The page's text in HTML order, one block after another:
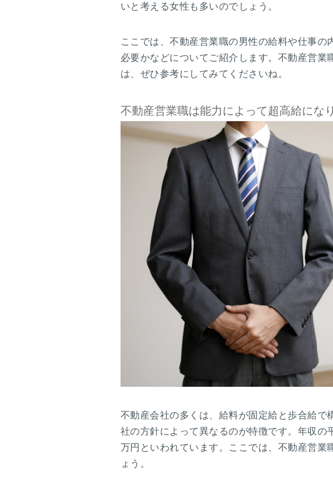
いと考える女性も多いのでしょう。
ここでは、不動産営業職の男性の給料や仕事
必要かなどについてご紹介します。不動産営業
は、ぜひ参考にしてみてくださいね。
不動産営業職は能力によって超高給にな
不動産会社の多くは、給料が固定給と歩合給で
社の方針によって異なるのが特徴です。年収
万円といわれています。ここでは、不動産営業
ょう。